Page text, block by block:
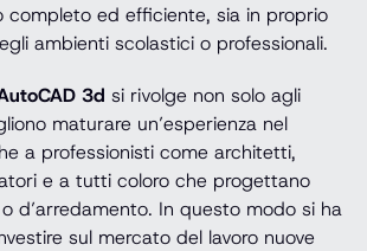
completo ed efficiente, sia in proprio
ambienti scolastici o professionali.
3d si rivolge non solo agli
maturare un’esperienza nel
a professionisti come architetti,
e a tutti coloro che progettano
d’arredamento. In questo modo si ha
sul mercato del lavoro nuove